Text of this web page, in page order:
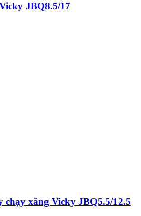
JBQ8.5/17
chạy xăng Vicky JBQ5.5/12.5